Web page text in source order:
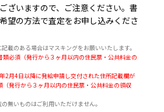
ざいますので、ご注意ください。書
望の方法で査定をお申し込みくださ
載のある場合はマスキングをお願いいたします。
必須（発行から３ヶ月以内の住民票・公共料金の
2月4日以降に発給申請し交付された住所記載欄が
（発行から３ヶ月以内の住民票・公共料金の領収
無いものはご利用いただけません。